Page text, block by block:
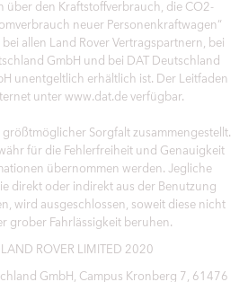
über den Kraftstoffverbrauch, die CO2-
neuer Personenkraftwagen“
allen Land Rover Vertragspartnern, bei
GmbH und bei DAT Deutschland
unentgeltlich erhältlich ist. Der Leitfaden
unter www.dat.de verfügbar.
Sorgfalt zusammengestellt.
für die Fehlerfreiheit und Genauigkeit
übernommen werden. Jegliche
direkt oder indirekt aus der Benutzung
wird ausgeschlossen, soweit diese nicht
grober Fahrlässigkeit beruhen.
ROVER LIMITED 2020
GmbH, Campus Kronberg 7, 61476